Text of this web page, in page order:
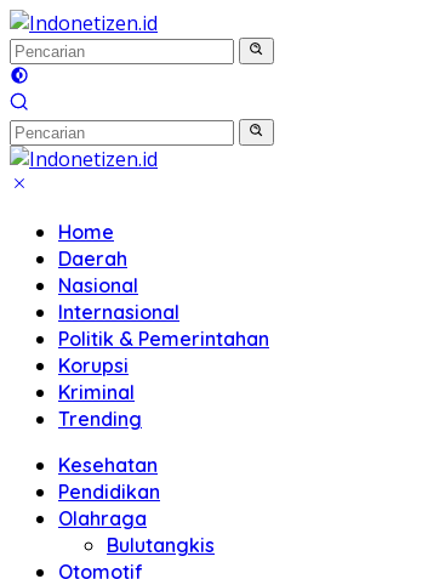
Langsung
ke
konten
Home
Daerah
Nasional
Internasional
Politik & Pemerintahan
Korupsi
Kriminal
Trending
Kesehatan
Pendidikan
Olahraga
Bulutangkis
Otomotif